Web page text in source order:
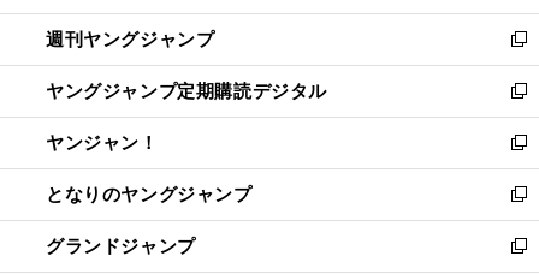
開
く
ウ
で
開
く
ン
ド
ウ
で
開
く
ウ
ィ
ン
ド
ウ
で
開
く
週刊ヤングジャンプ
新
し
い
ウ
ィ
ン
ド
ウ
で
ヤングジャンプ定期購読デジタル
新
し
い
ウ
ィ
ン
ド
ヤンジャン！
新
し
い
ウ
ィ
となりのヤングジャンプ
新
し
い
グランドジャンプ
新